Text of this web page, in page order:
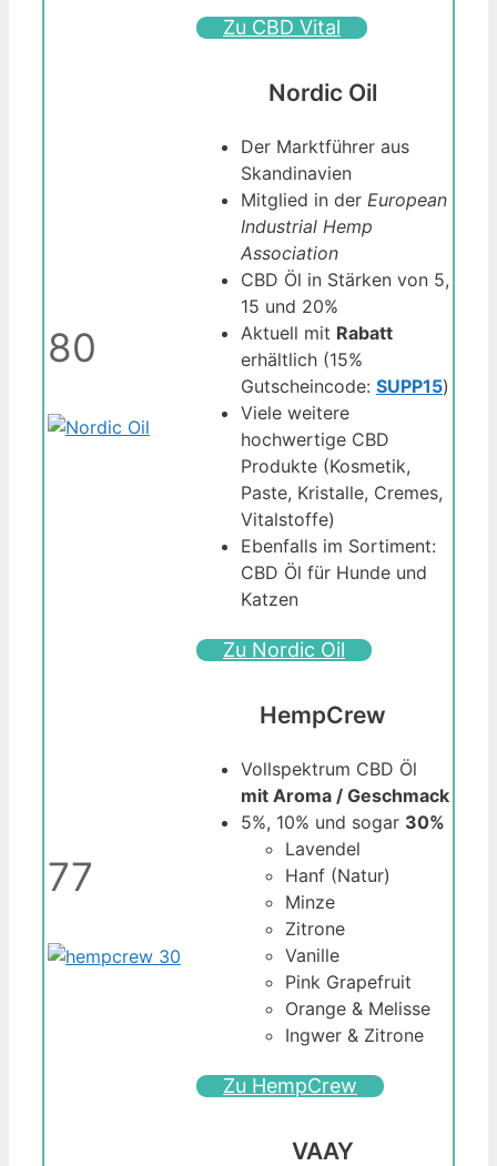
Zu CBD Vital
80
Nordic Oil
Der Marktführer aus
Skandinavien
Mitglied in der European
Industrial Hemp
Association
CBD Öl in Stärken von 5,
15 und 20%
Aktuell mit Rabatt
erhältlich (15%
Gutscheincode: SUPP15)
Viele weitere
hochwertige CBD
Produkte (Kosmetik,
Paste, Kristalle, Cremes,
Vitalstoffe)
Ebenfalls im Sortiment:
CBD Öl für Hunde und
Katzen
Zu Nordic Oil
77
HempCrew
Vollspektrum CBD Öl
mit Aroma / Geschmack
5%, 10% und sogar 30%
Lavendel
Hanf (Natur)
Minze
Zitrone
Vanille
Pink Grapefruit
Orange & Melisse
Ingwer & Zitrone
Zu HempCrew
VAAY